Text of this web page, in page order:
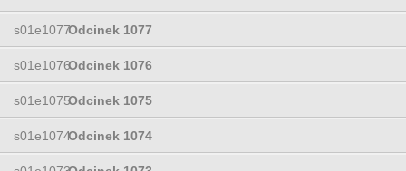
s01e1077Odcinek 1077
s01e1076Odcinek 1076
s01e1075Odcinek 1075
s01e1074Odcinek 1074